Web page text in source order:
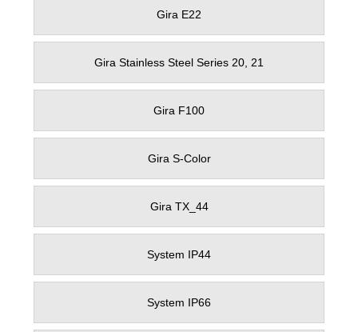
Gira E22
Gira Stainless Steel Series 20, 21
Gira F100
Gira S-Color
Gira TX_44
System IP44
System IP66